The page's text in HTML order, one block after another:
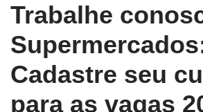
Trabalhe
Cadastre seu
para as vagas